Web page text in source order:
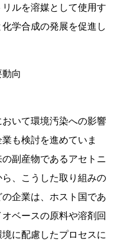
ルを溶媒として使用す
学合成の発展を促進し
向
いて環境汚染への影響
も検討を進めていま
副産物であるアセトニ
、こうした取り組みの
企業は、ホスト国であ
ベースの原料や溶剤回
に配慮したプロセスに